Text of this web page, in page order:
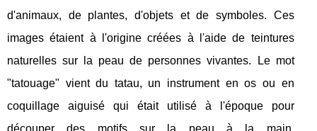
d'animaux, de plantes, d'objets et de symboles. Ces
images étaient à l'origine créées à l'aide de teintures
naturelles sur la peau de personnes vivantes. Le mot
"tatouage" vient du tatau, un instrument en os ou en
coquillage aiguisé qui était utilisé à l'époque pour